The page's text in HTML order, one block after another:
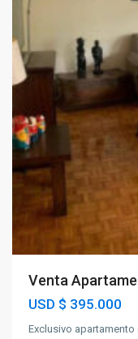
Venta
USD $ 395.000
Exclusivo